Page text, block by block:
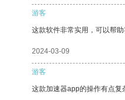
游客
这款软件非常实用，可以帮助
2024-03-09
游客
这款加速器app的操作有点复